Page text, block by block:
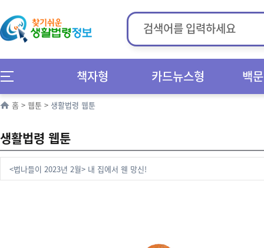
책자형 카드뉴스형 백
홈 > 웹툰 > 생활법령 웹툰
생활법령 웹툰
<법나들이 2023년 2월> 내 집에서 웬 망신!